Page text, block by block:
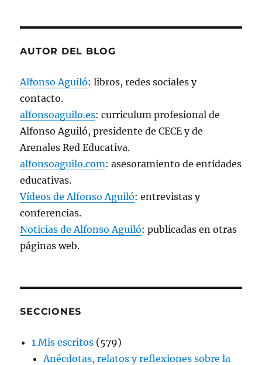
e
AUTOR DEL BLOG
Alfonso Aguiló: libros, redes sociales y
contacto.
alfonsoaguilo.es: curriculum profesional de
Alfonso Aguiló, presidente de CECE y de
Arenales Red Educativa.
alfonsoaguilo.com: asesoramiento de entidades
educativas.
Vídeos de Alfonso Aguiló: entrevistas y
conferencias.
Noticias de Alfonso Aguiló: publicadas en otras
páginas web.
SECCIONES
1 Mis escritos (579)
Anécdotas, relatos y reflexiones sobre la